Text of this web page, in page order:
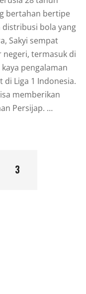
bertahan bertipe
distribusi bola yang
Sakyi sempat
termasuk di
pengalaman
Liga 1 Indonesia.
memberikan
Persijap. …
3